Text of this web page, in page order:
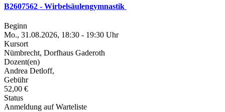
B2607562 - Wirbelsäulengymnastik
Beginn
Mo., 31.08.2026, 18:30 - 19:30 Uhr
Kursort
Nümbrecht, Dorfhaus Gaderoth
Dozent(en)
Andrea Detloff,
Gebühr
52,00 €
Status
Anmeldung auf Warteliste